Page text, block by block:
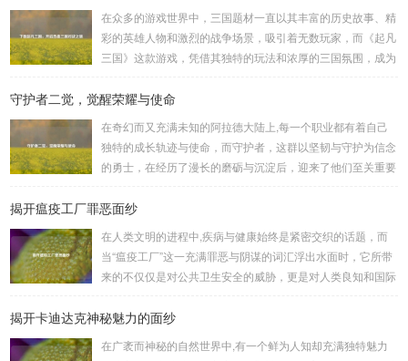
在众多的游戏世界中，三国题材一直以其丰富的历史故事、精
彩的英雄人物和激烈的战争场景，吸引着无数玩家，而《起凡
三国》这款游戏，凭借其独特的玩法和浓厚的三国氛围，成为
何进行起凡三国下载,开启一段热血的三国对战之旅。 《起凡
以化身为三国时期的知名将领，如勇猛无双的吕布、足智多谋
的诸葛亮、忠义双全的关羽等，率领自己的军队在战场上冲锋
陷阵、排兵布阵，游戏中的每一场战斗都充满了变...
守护者二觉，觉醒荣耀与使命
在奇幻而又充满未知的阿拉德大陆上,每一个职业都有着自己
独特的成长轨迹与使命，而守护者，这群以坚韧与守护为信念
的勇士，在经历了漫长的磨砺与沉淀后，迎来了他们至关重要
大陆的那一刻起，便肩负着守护的重任，他们身躯魁梧，手持
来自各方的邪恶势力，最初，他们凭借着基础的技能和坚定的
意志，在一次次战斗中积累着经验，不断成长，无论是在阴森
恐怖的地下墓穴，还是在战火纷飞的前线战场，守...
揭开瘟疫工厂罪恶面纱
在人类文明的进程中,疾病与健康始终是紧密交织的话题，而
当“瘟疫工厂”这一充满罪恶与阴谋的词汇浮出水面时，它所带
来的不仅仅是对公共卫生安全的威胁，更是对人类良知和国际
是一些别有用心的势力为了实现其不可告人的目的，秘密设立
科学研究的外衣，实则干着违背人道、危害全球的勾当。 从
揭开卡迪达克神秘魅力的面纱
在广袤而神秘的自然世界中,有一个鲜为人知却充满独特魅力